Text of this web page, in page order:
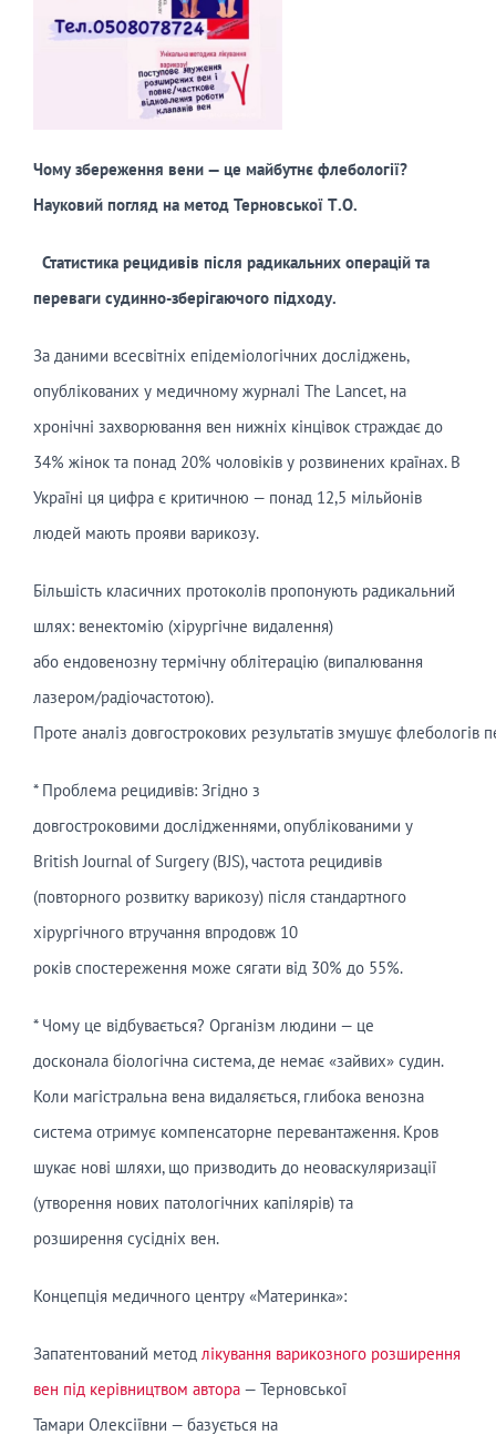
Чомузбереження вени— це майбутнє флебології?
Науковий поглядна метод Терновської Т.О.
Статистика рецидивів після радикальних операційта
переваги судинно-зберігаючого підходу.
За даними всесвітніх епідеміологічних досліджень,
опублікованих у медичному журналі The Lancet, на
хронічні захворювання вен нижніх кінцівок страждає до
34% жінок та понад 20% чоловіків у розвинених країнах. В
Україні ця цифра є критичною — понад 12,5 мільйонів
людей мають прояви варикозу.
Більшість класичних протоколів пропонують радикальний
шлях: венектомію (хірургічне видалення)
або ендовенозну термічну облітерацію (випалювання
лазером/радіочастотою).
Проте аналіз довгострокових результатів змушує флебологів
* Проблема рецидивів: Згідно з
довгостроковими дослідженнями, опублікованими у
British Journal of Surgery (BJS), частота рецидивів
(повторного розвитку варикозу) після стандартного
хірургічного втручання впродовж 10
років спостереження може сягати від 30% до 55%.
* Чому це відбувається? Організм людини — це
досконала біологічна система, де немає «зайвих» судин.
Коли магістральна вена видаляється, глибока венозна
система отримує компенсаторне перевантаження. Кров
шукає нові шляхи, що призводить до неоваскуляризації
(утворення нових патологічних капілярів) та
розширення сусідніх вен.
Концепція медичного центру «Материнка»:
Запатентований метод лікування варикозного розширення
вен під керівництвом автора— Терновської
Тамари Олексіївни — базується на